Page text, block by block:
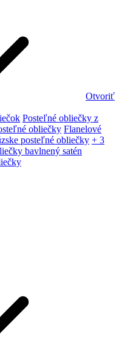
Otvoriť
Posteľné obliečky z
obliečky Flanelové
posteľné obliečky + 3
bavlnený satén